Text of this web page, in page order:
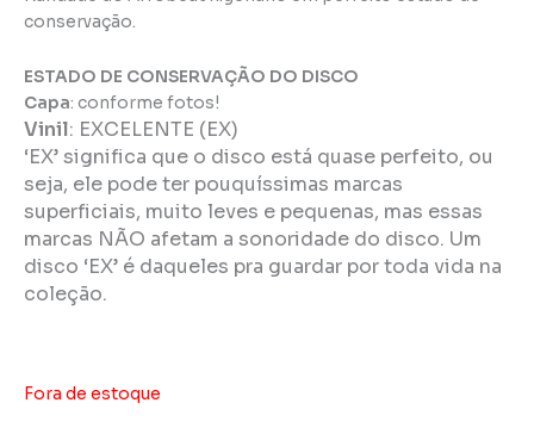
conservação.
ESTADO DE CONSERVAÇÃO DO DISCO
Capa: conforme fotos!
Vinil: EXCELENTE (EX)
‘EX’ significa que o disco está quase perfeito, ou
seja, ele pode ter pouquíssimas marcas
superficiais, muito leves e pequenas, mas essas
marcas NÃO afetam a sonoridade do disco. Um
disco ‘EX’ é daqueles pra guardar por toda vida na
coleção.
Fora de estoque